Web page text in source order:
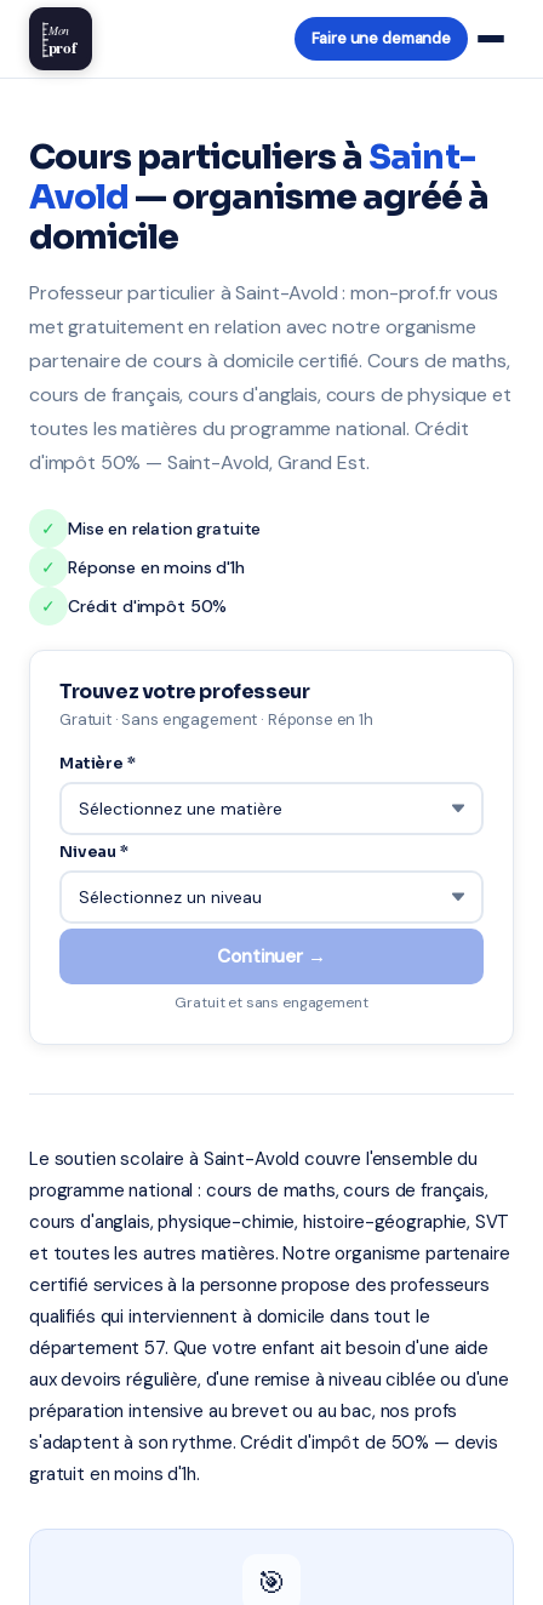
Mon
prof Faire une demande
Cours particuliers à Saint-
Avold — organisme agréé à
domicile
Professeur particulier à Saint-Avold : mon-prof.fr vous
met gratuitement en relation avec notre organisme
partenaire de cours à domicile certifié. Cours de maths,
cours de français, cours d'anglais, cours de physique et
toutes les matières du programme national. Crédit
d'impôt 50% — Saint-Avold, Grand Est.
✓
Mise en relation gratuite
✓
Réponse en moins d'1h
✓
Crédit d'impôt 50%
Trouvez votre professeur
Gratuit · Sans engagement · Réponse en 1h
Matière *
Niveau *
Continuer →
Gratuit et sans engagement
Le soutien scolaire à Saint-Avold couvre l'ensemble du
programme national : cours de maths, cours de français,
cours d'anglais, physique-chimie, histoire-géographie, SVT
et toutes les autres matières. Notre organisme partenaire
certifié services à la personne propose des professeurs
qualifiés qui interviennent à domicile dans tout le
département 57. Que votre enfant ait besoin d'une aide
aux devoirs régulière, d'une remise à niveau ciblée ou d'une
préparation intensive au brevet ou au bac, nos profs
s'adaptent à son rythme. Crédit d'impôt de 50% — devis
gratuit en moins d'1h.
🎯